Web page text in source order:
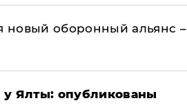
новый оборонный альянс –
у Ялты: опубликованы